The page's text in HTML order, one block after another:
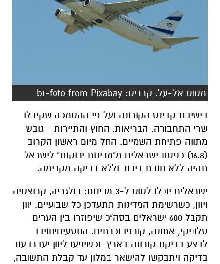
מטוס אל-על. קרדיט: b1-foto from Pixabay
בישיבת קבינט הקורונה ועל פי ההסמכה שקיבלו
שרי התחבורה, הבריאות, החוץ והתיירות - גובש
מתווה פתיחת השמיים. החל מיום ראשון הקרוב
(16.8) כניסת ישראלים מ"מדינות ירוקות" לישראל
תהיה ללא חובת בידוד וללא בדיקה מקדימה.
ישראלים יוכלו לטוס ל-3 מדינות: בולגריה, קרואטיה
ויוון, כשרשימת המדינות תתעדכן כל שבועיים. יוון
תקבל 600 ישראלים בסה"כ שיפוזרו בין הערים
סלוניקי, אתונה, קורפו וכרתים. הנוסעיםיחויבו
לבצע בדיקת קורונה בארץ וכשיגיעו ליוון יעברו עוד
בדיקה ויתבקשו להישאר במלון עד קבלת התשובה,